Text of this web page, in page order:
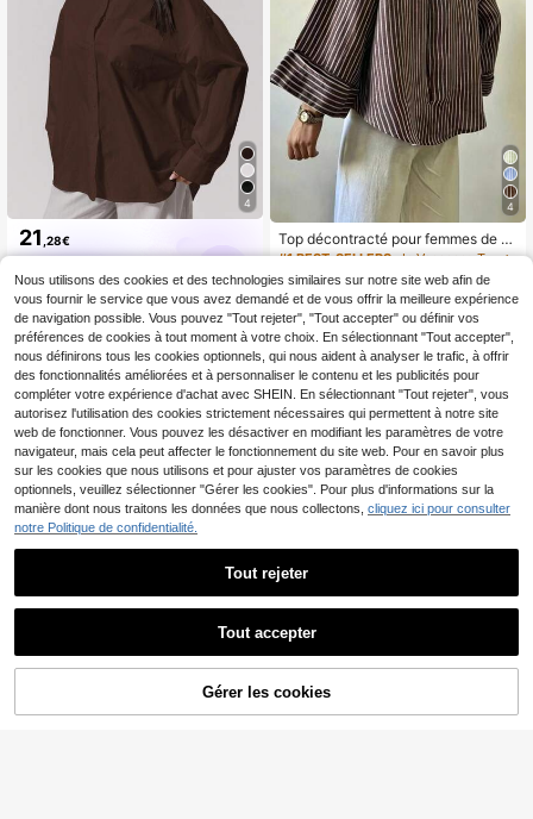
4
21 ,28€
4
Top décontracté pour femmes de c
ouleur café avec rayures, chemise
à rayures café et blanc, col de che
mise classique, manches tombante
s, manches longueur poignet, convi
ent pour le port au printemps et en a
utomne.
#1 BEST-SELLERS de Vacances Tops grande taille
17
AJOUTER AU PANIER
Nous utilisons des cookies et des technologies similaires sur notre site web afin de
vous fournir le service que vous avez demandé et de vous offrir la meilleure expérience
de navigation possible. Vous pouvez "Tout rejeter", "Tout accepter" ou définir vos
préférences de cookies à tout moment à votre choix. En sélectionnant "Tout accepter",
nous définirons tous les cookies optionnels, qui nous aident à analyser le trafic, à offrir
des fonctionnalités améliorées et à personnaliser le contenu et les publicités pour
compléter votre expérience d'achat avec SHEIN. En sélectionnant "Tout rejeter", vous
autorisez l'utilisation des cookies strictement nécessaires qui permettent à notre site
web de fonctionner. Vous pouvez les désactiver en modifiant les paramètres de votre
navigateur, mais cela peut affecter le fonctionnement du site web. Pour en savoir plus
sur les cookies que nous utilisons et pour ajuster vos paramètres de cookies
optionnels, veuillez sélectionner "Gérer les cookies". Pour plus d'informations sur la
manière dont nous traitons les données que nous collectons, cliquez ici pour consulter
notre Politique de confidentialité.
Tout rejeter
Tout accepter
Gérer les cookies